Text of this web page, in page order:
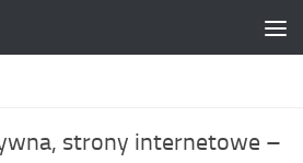
strony internetowe –